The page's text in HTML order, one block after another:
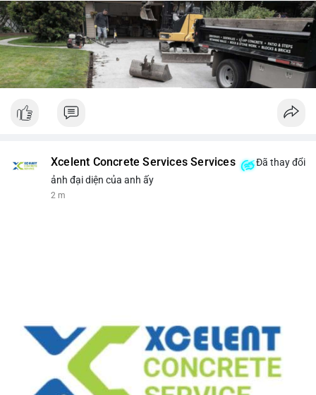
Xcelent Concrete Services Services
Đã thay đổi
ảnh đại diện của anh ấy
2 m